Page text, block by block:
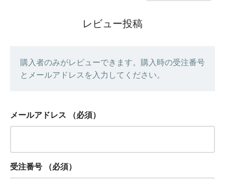
レビュー投稿
購入者のみがレビューできます。購入時の受注番号
とメールアドレスを入力してください。
メールアドレス （必須）
受注番号 （必須）